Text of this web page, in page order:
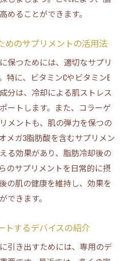
めることができます。
めのサプリメントの活用法
保つためには、適切なサプリ
特に、ビタミンCやビタミンE
分は、冷却による肌ストレス
ートします。また、コラーゲ
メントも、肌の弾力を保つの
メガ3脂肪酸を含むサプリメン
る効果があり、脂肪冷却後の
のサプリメントを日常的に摂
の肌の健康を維持し、効果を
できます。
トするデバイスの紹介
引き出すためには、専用のデ